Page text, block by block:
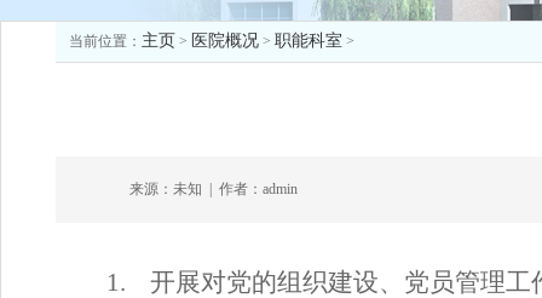
当前位置： 主页 > 医院概况> 职能科室 >
来源：未知 作者：admin
1.
开展对党的组织建设、党员管理